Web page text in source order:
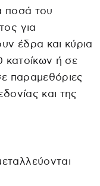
ποσά του
για
έδρα και κύρια
κατοίκων ή σε
παραμεθόριες
και της